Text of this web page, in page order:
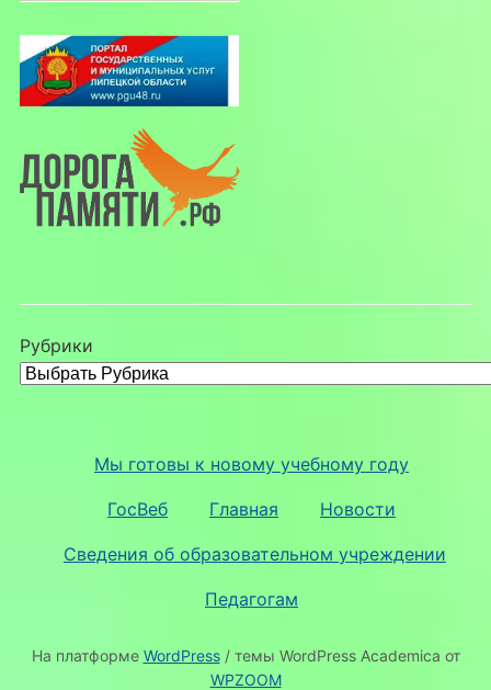
Рубрики
Мы готовы к новому учебному году
ГосВеб Главная Новости
Сведения об образовательном учреждении
Педагогам
На платформе WordPress/ темы WordPress Academica от
WPZOOM